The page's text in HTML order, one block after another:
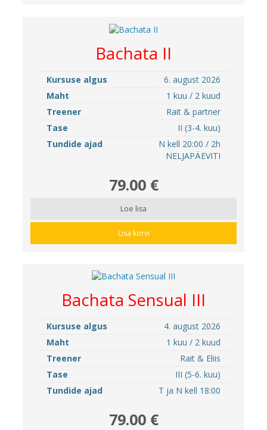
Bachata II
Kursuse algus
6. august 2026
Maht
1 kuu / 2 kuud
Treener
Rait & partner
Tase
II (3-4. kuu)
Tundide ajad
N kell 20:00 / 2h
NELJAPÄEVITI
79.00 €
Loe lisa
Lisa korvi
Bachata Sensual III
Kursuse algus
4. august 2026
Maht
1 kuu / 2 kuud
Treener
Rait & Eliis
Tase
III (5-6. kuu)
Tundide ajad
T ja N kell 18:00
79.00 €